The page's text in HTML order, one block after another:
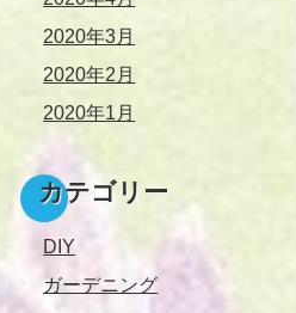
2020年3月
2020年2月
2020年1月
カテゴリー
DIY
ガーデニング